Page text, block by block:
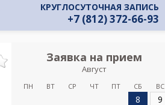
КРУГЛОСУТОЧНАЯ ЗАПИСЬ
+7 (812) 372-66-93
Заявка на прием
Август
ПН ВТ СР ЧТ ПТ СБ ВС
8
9